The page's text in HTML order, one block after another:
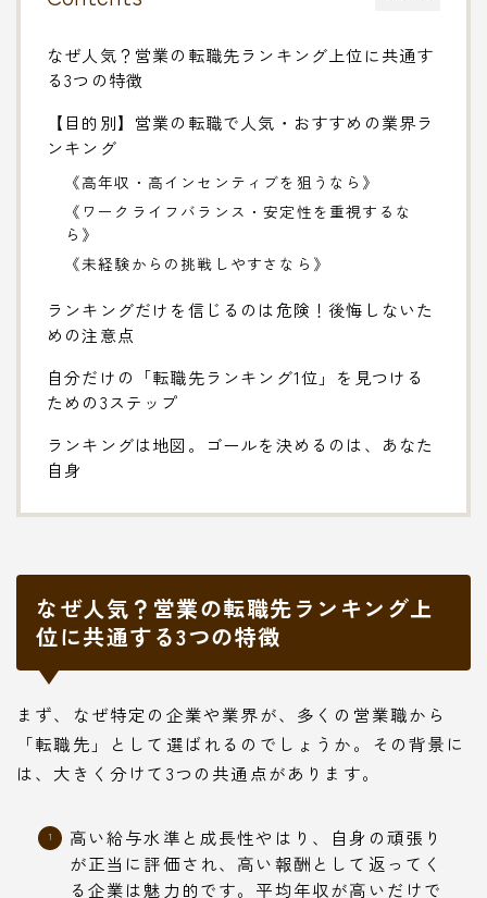
なぜ人気？営業の転職先ランキング上位に共通す
る3つの特徴
【目的別】営業の転職で人気・おすすめの業界ラ
ンキング
《高年収・高インセンティブを狙うなら》
《ワークライフバランス・安定性を重視するな
ら》
《未経験からの挑戦しやすさなら》
ランキングだけを信じるのは危険！後悔しないた
めの注意点
自分だけの「転職先ランキング1位」を見つける
ための3ステップ
ランキングは地図。ゴールを決めるのは、あなた
自身
なぜ人気？営業の転職先ランキング上
位に共通する3つの特徴
まず、なぜ特定の企業や業界が、多くの営業職から
「転職先」として選ばれるのでしょうか。その背景に
は、大きく分けて3つの共通点があります。
高い給与水準と成長性やはり、自身の頑張り
が正当に評価され、高い報酬として返ってく
る企業は魅力的です。平均年収が高いだけで